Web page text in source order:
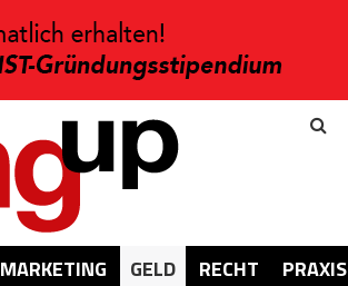
MARKETING GELD RECHT PRAXIS